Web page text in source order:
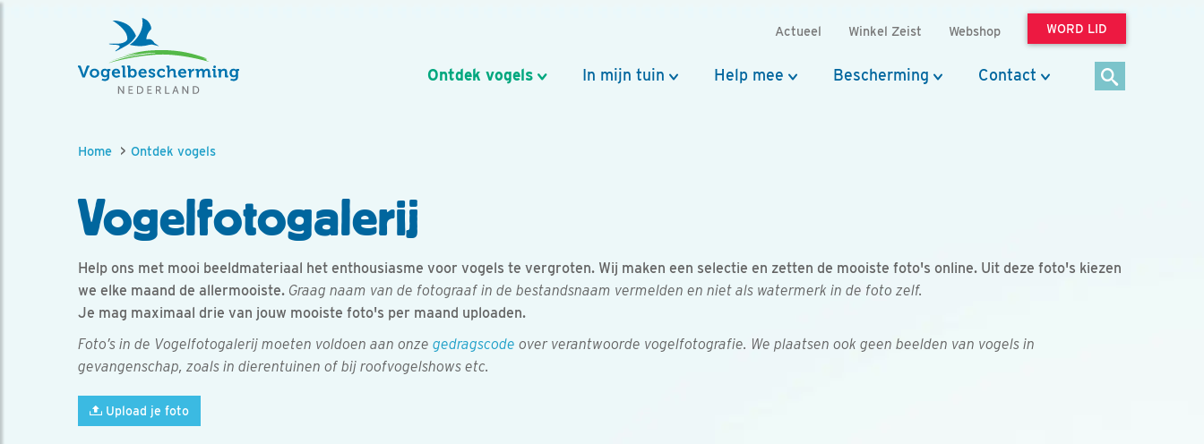
Actueel Winkel Zeist Webshop WORD LID
Ontdek vogels In mijn tuin Help mee Bescherming Contact
Home Ontdek vogels
Vogelfotogalerij
Help ons met mooi beeldmateriaal het enthousiasme voor vogels te vergroten. Wij maken een selectie en zetten de mooiste foto's online. Uit deze foto's kiezen
we elke maand de allermooiste. Graag naam van de fotograaf in de bestandsnaam vermelden en niet als watermerk in de foto zelf.
Je mag maximaal drie van jouw mooiste foto's per maand uploaden.
Foto’s in de Vogelfotogalerij moeten voldoen aan onze gedragscode over verantwoorde vogelfotografie. We plaatsen ook geen beelden van vogels in
gevangenschap, zoals in dierentuinen of bij roofvogelshows etc.
Upload je foto